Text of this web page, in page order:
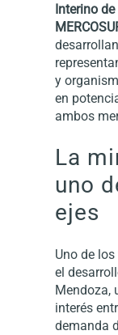
Interino
y
en
ambos
La
uno
ejes
Uno de
el
Mendoza,
interés
demanda